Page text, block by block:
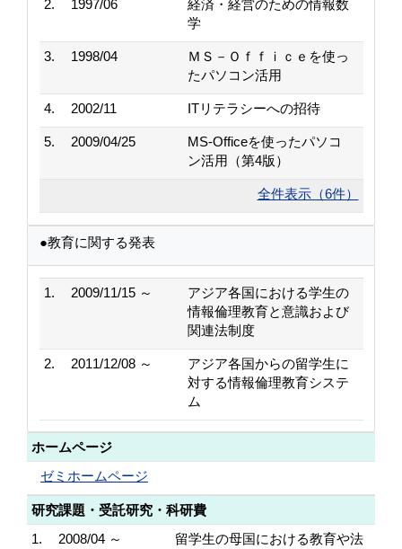
2. 1997/06
経済・経営のための情報数
学
3. 1998/04
ＭＳ－Ｏｆｆｉｃｅを使っ
たパソコン活用
4. 2002/11 ITリテラシーへの招待
5. 2009/04/25
MS-Officeを使ったパソコ
ン活用（第4版）
全件表示（6件）
●教育に関する発表
1. 2009/11/15 ～
アジア各国における学生の
情報倫理教育と意識および
関連法制度
2. 2011/12/08 ～
アジア各国からの留学生に
対する情報倫理教育システ
ム
ホームページ
ゼミホームページ
研究課題・受託研究・科研費
1.
2008/04 ～ 留学生の母国における教育や法